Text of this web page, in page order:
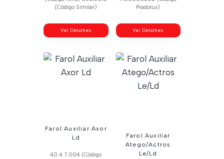
(Código Similar)
Ver Detalhes
Pradolux)
Ver Detalhes
Farol Auxiliar Axor
Ld
40.4.7.004 (Código
Farol Auxiliar
Atego/Actros
Le/Ld